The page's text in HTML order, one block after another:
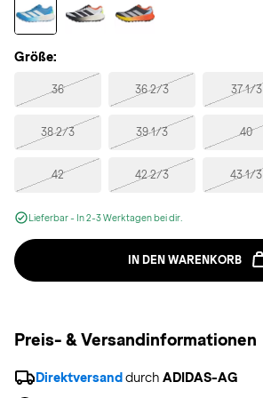
Größe:
36 36 2/3 37 1/3
38 2/3 39 1/3 40
42 42 2/3 43 1/3
Lieferbar - In 2-3 Werktagen bei dir.
IN DEN WARENKORB
Preis- & Versandinformationen
Direktversand durch ADIDAS-AG